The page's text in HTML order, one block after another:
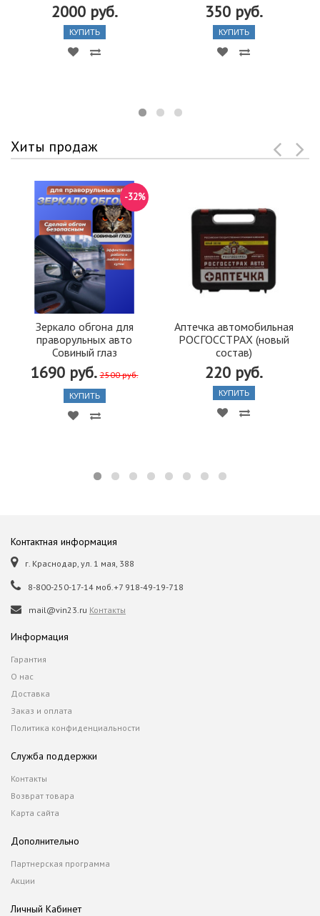
2000 руб.
КУПИТЬ
350 руб.
КУПИТЬ
Хиты продаж
Зеркало обгона для
праворульных авто
Совиный глаз
1690 руб. 2500 руб.
-32%
КУПИТЬ
Аптечка автомобильная
РОСГОССТРАХ (новый
состав)
220 руб.
КУПИТЬ
Контактная информация
г. Краснодар, ул. 1 мая, 388
8-800-250-17-14 моб.+7 918-49-19-718
mail@vin23.ru Контакты
Информация
Гарантия
О нас
Доставка
Заказ и оплата
Политика конфиденциальности
Служба поддержки
Контакты
Возврат товара
Карта сайта
Дополнительно
Партнерская программа
Акции
Личный Кабинет